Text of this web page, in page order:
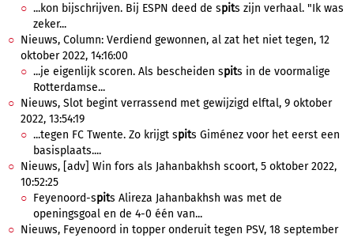
...kon bijschrijven. Bij ESPN deed de spits zijn verhaal. "Ik was
zeker...
Nieuws, Column: Verdiend gewonnen, al zat het niet tegen, 12
oktober 2022, 14:16:00
...je eigenlijk scoren. Als bescheiden spits in de voormalige
Rotterdamse...
Nieuws, Slot begint verrassend met gewijzigd elftal, 9 oktober
2022, 13:54:19
...tegen FC Twente. Zo krijgt spits Giménez voor het eerst een
basisplaats....
Nieuws, [adv] Win fors als Jahanbakhsh scoort, 5 oktober 2022,
10:52:25
Feyenoord-spits Alireza Jahanbakhsh was met de
openingsgoal en de 4-0 één van...
Nieuws, Feyenoord in topper onderuit tegen PSV, 18 september